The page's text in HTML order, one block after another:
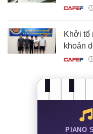
Khởi tố
khoản
PIANO